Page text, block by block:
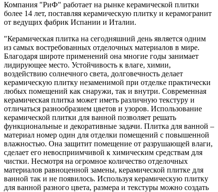
Компания "РиФ" работает на рынке керамической плитки
более 14 лет, поставляя керамическую плитку и керамогранит
от ведущих фабрик Испании и Италии.
"Керамическая плитка на сегодняшний день является одним
из самых востребованных отделочных материалов в мире.
Благодаря широте применений она многие годы занимает
лидирующее место. Устойчивость к влаге, химии,
воздействию солнечного света, долговечность делает
керамическую плитку незаменимой при отделке практически
любых помещений как снаружи, так и внутри. Современная
керамическая плитка может иметь различную текстуру и
отличаться разнообразием цветов и узоров. Использование
керамической плитки для ванной позволяет решать
функциональные и декоративные задачи. Плитка для ванной –
материал номер один для отделки помещений с повышенной
влажностью. Она защитит помещение от разрушающей влаги,
сделает его невосприимчивой к химическим средствам для
чистки. Несмотря на огромное количество отделочных
материалов равноценной замены, керамической плитке для
ванной так и не появилось. Используя керамическую плитку
для ванной разного цвета, размера и текстуры можно создать